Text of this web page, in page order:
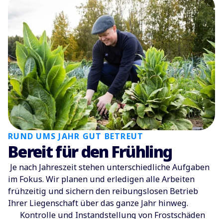
RUND UMS JAHR GUT BETREUT
Bereit für den Frühling
Je nach Jahreszeit stehen unterschiedliche Aufgaben
im Fokus. Wir planen und erledigen alle Arbeiten
frühzeitig und sichern den reibungslosen Betrieb
Ihrer Liegenschaft über das ganze Jahr hinweg.
Kontrolle und Instandstellung von Frostschäden